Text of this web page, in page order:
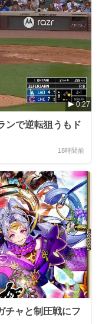
0:27
ンで逆転狙うもド
18時間前
チャと制圧戦にフ